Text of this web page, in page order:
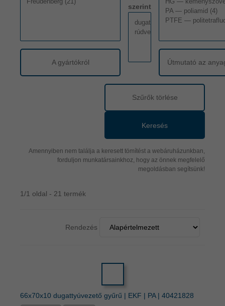
A gyártókról
szerint
Útmutató az
Szűrők törlése
Keresés
Amennyiben nem találja a keresett tömítést a webáruházunkban,
forduljon munkatársainkhoz, hogy az önnek megfelelő
megoldásban segítsünk!
1/1 oldal - 21 termék
Rendezés
66x70x10 dugattyúvezető gyűrű | EKF | PA | 40421828